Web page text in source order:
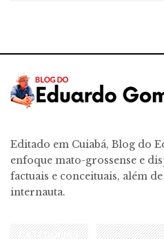
Editado em Cuiabá, Blog do
enfoque mato-grossense e
factuais e conceituais, além
internauta.
CATEGORIAS